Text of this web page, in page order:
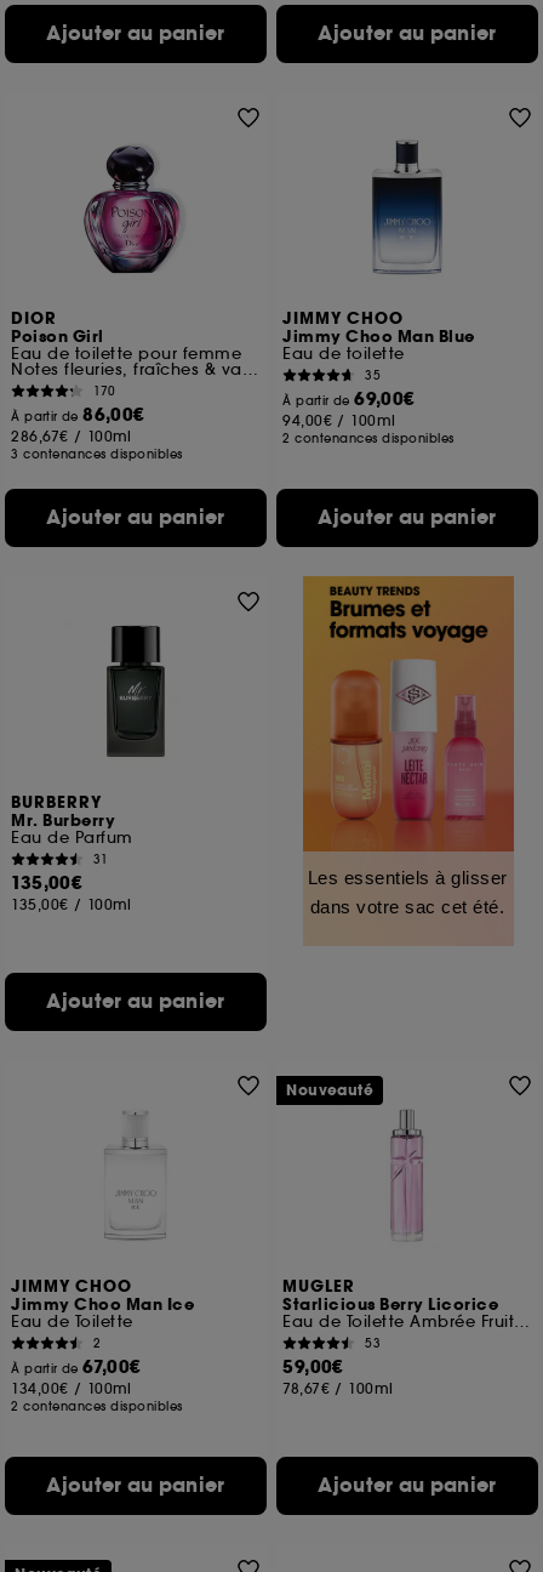
Ajouter au panier Ajouter au panier
DIOR
Poison Girl
Eau de toilette pour femme
Notes fleuries, fraîches & vanillées
170
À partir de86,00€
286,67€ / 100ml
3 contenances disponibles
Ajouter au panier
JIMMY CHOO
Jimmy Choo Man Blue
Eau de toilette
35
À partir de69,00€
94,00€ / 100ml
2 contenances disponibles
Ajouter au panier
BURBERRY
Mr. Burberry
Eau de Parfum
31
135,00€
135,00€ / 100ml
Ajouter au panier
Les essentiels à glisser
dans votre sac cet été.
JIMMY CHOO
Jimmy Choo Man Ice
Eau de Toilette
2
À partir de67,00€
134,00€ / 100ml
2 contenances disponibles
Ajouter au panier
MUGLER
Starlicious Berry Licorice
Eau de Toilette Ambrée Fruitée Gourmande
53
59,00€
78,67€ / 100ml
Ajouter au panier
Nouveauté